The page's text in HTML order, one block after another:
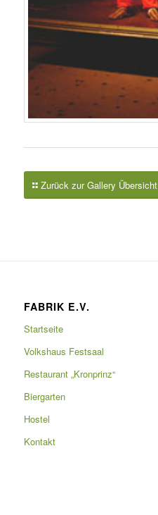
Zurück zur Gallery Übersicht
FABRIK E.V.
Startseite
Volkshaus Festsaal
Restaurant „Kronprinz“
Biergarten
Hostel
Kontakt